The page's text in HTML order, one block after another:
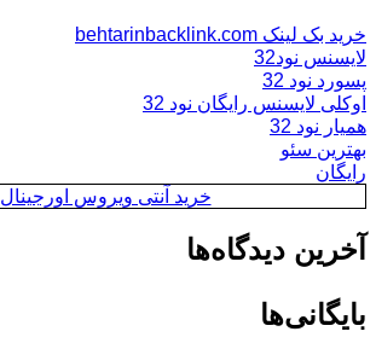
خرید بک لینک behtarinbacklink.com
لایسنس نود32
پسورد نود 32
اوکلی لایسنس رایگان نود 32
همیار نود 32
بهترین سئو
رایگان
خرید آنتی ویروس اورجینال
آخرین دیدگاه‌ها
بایگانی‌ها